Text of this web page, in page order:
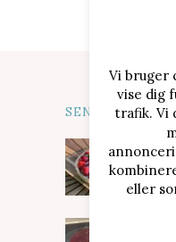
SENESTE
Vi bruger
vise dig
trafik. Vi
eller